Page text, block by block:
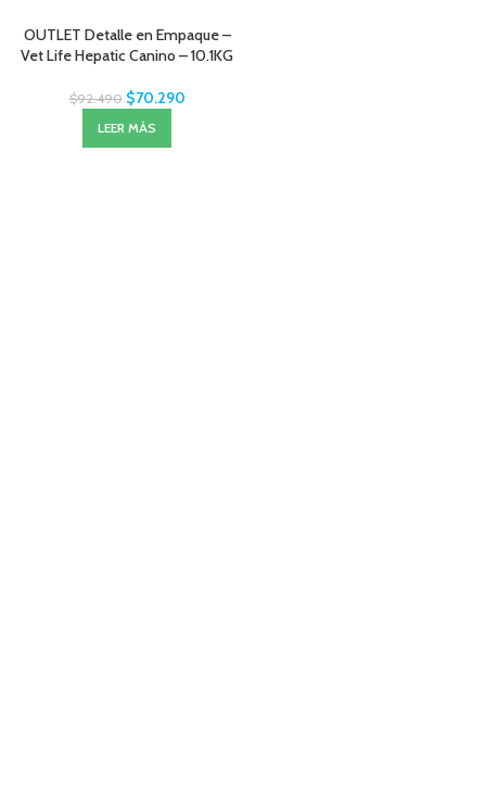
OUTLET Detalle en Empaque –
Vet Life Hepatic Canino – 10.1KG
$92.490 $70.290
LEER MÁS